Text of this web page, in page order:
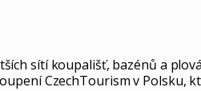
sítí koupališť, bazénů a
CzechTourism v Polsku,